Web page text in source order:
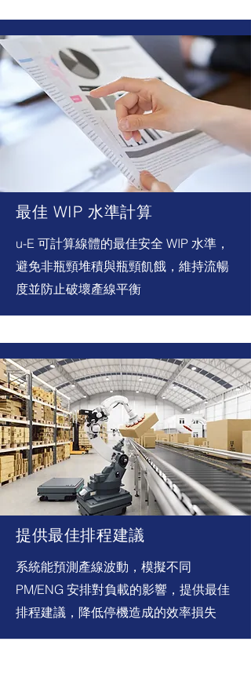
最佳 WIP 水準計算
u-E 可計算線體的最佳安全 WIP 水準，
避免非瓶頸堆積與瓶頸飢餓，維持流暢
度並防止破壞產線平衡
提供最佳排程建議
系統能預測產線波動，模擬不同
PM/ENG 安排對負載的影響，提供最佳
排程建議，降低停機造成的效率損失